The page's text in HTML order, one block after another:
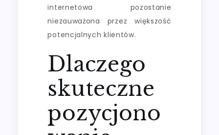
internetowa pozostanie
niezauważona przez większość
potencjalnych klientów.
Dlaczego
skuteczne
pozycjono